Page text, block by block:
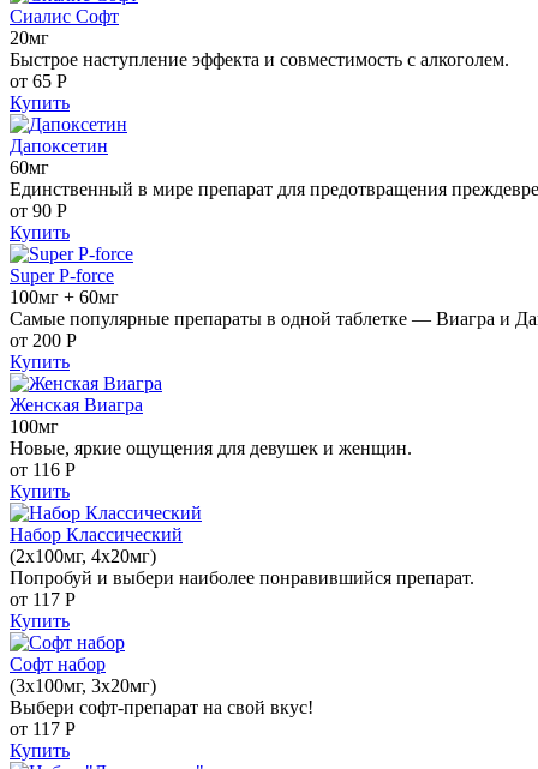
Сиалис Софт
20мг
Быстрое наступление эффекта и совместимость с алкоголем.
от 65 Р
Купить
Дапоксетин
60мг
Единственный в мире препарат для предотвращения
от 90 Р
Купить
Super P-force
100мг + 60мг
Самые популярные препараты в одной таблетке — Виагра и
от 200 Р
Купить
Женская Виагра
100мг
Новые, яркие ощущения для девушек и женщин.
от 116 Р
Купить
Набор Классический
(2x100мг, 4x20мг)
Попробуй и выбери наиболее понравившийся препарат.
от 117 Р
Купить
Софт набор
(3x100мг, 3x20мг)
Выбери софт-препарат на свой вкус!
от 117 Р
Купить